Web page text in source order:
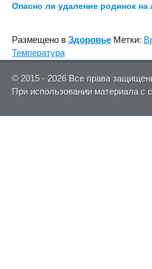
Опасно ли удаление родинок на
Размещено в Здоровье Метки:
Температура
© 2015 - 2026 Все права
При использовании материала с